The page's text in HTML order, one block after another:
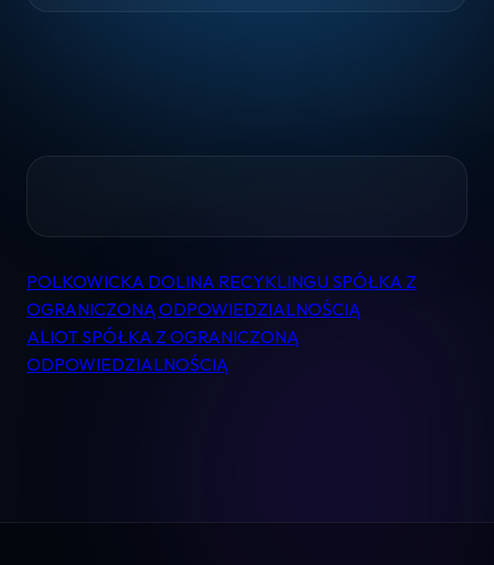
Pomoc
Kontakt
Nawigacja
wpisu
POLKOWICKA DOLINA RECYKLINGU SPÓŁKA Z
OGRANICZONĄ ODPOWIEDZIALNOŚCIĄ
ALIOT SPÓŁKA Z OGRANICZONĄ
ODPOWIEDZIALNOŚCIĄ